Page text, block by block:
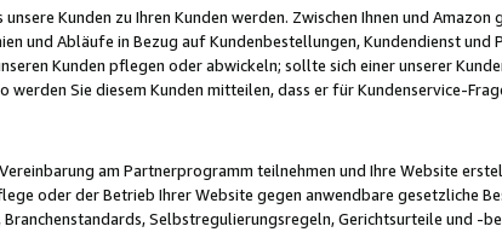
Kunden zu Ihren Kunden werden. Zwischen Ihnen und
und Abläufe in Bezug auf Kundenbestellungen, Kundendienst
Kunden pflegen oder abwickeln; sollte sich einer unserer
Sie diesem Kunden mitteilen, dass er für Kundenservice-
am Partnerprogramm teilnehmen und Ihre Website
oder der Betrieb Ihrer Website gegen anwendbare gesetzliche
Selbstregulierungsregeln, Gerichtsurteile und -